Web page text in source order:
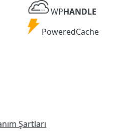
WP
Handle
WPHANDLE
Powered
PoweredCache
Şartları